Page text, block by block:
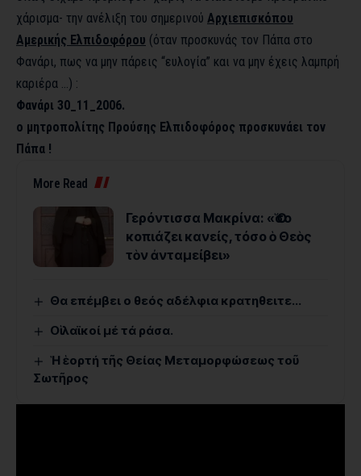
χάρισμα- την ανέλιξη του σημερινού Αρχιεπισκόπου
Αμερικής Ελπιδοφόρου (όταν προσκυνάς τον Πάπα στο
Φανάρι, πως να μην πάρεις “ευλογία” και να μην έχεις λαμπρή
καριέρα …) :
Φανάρι 30_11_2006.
ο μητροπολίτης Προύσης Ελπιδοφόρος προσκυνάει τον
Πάπα !
More Read
Γερόντισσα Μακρίνα: «Ὅσο
κοπιάζει κανείς, τόσο ὁ Θεὸς
τὸν ἀνταμείβει»
Θα επέμβει ο θεός αδέλφια κρατηθειτε…
Οἱ λαϊκοί μέ τά ράσα.
Ἡ ἑορτή τῆς Θείας Μεταμορφώσεως τοῦ
Σωτῆρος